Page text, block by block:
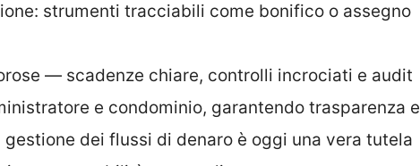
strumenti tracciabili come bonifico o assegno
— scadenze chiare, controlli incrociati e audit
e condominio, garantendo trasparenza e
dei flussi di denaro è oggi una vera tutela